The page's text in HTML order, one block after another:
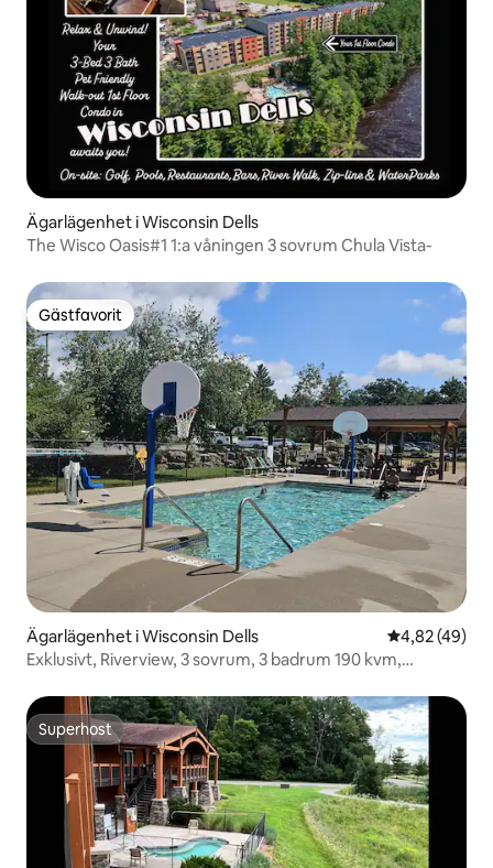
Ägarlägenhet i Wisconsin Dells
The Wisco Oasis#1 1:a våningen 3 sovrum Chula Vista-
Gästfavorit
Gästfavorit
Ägarlägenhet i Wisconsin Dells 4,82 av 5 i
4,82 (49)
Exklusivt, Riverview, 3 sovrum, 3 badrum 190 kvm,
Superhost
Superhost